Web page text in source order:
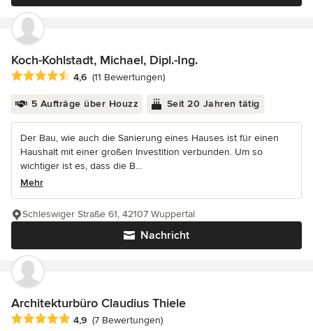
Koch-Kohlstadt, Michael, Dipl.-Ing.
Durchschnittliche Bewertung: 4.6 von 5 Sternen
4,6 (11 Bewertungen)
5 Aufträge über Houzz Seit 20 Jahren tätig
Der Bau, wie auch die Sanierung eines Hauses ist für einen
Haushalt mit einer großen Investition verbunden. Um so
wichtiger ist es, dass die B...
Mehr
Nachricht
Schleswiger Straße 61, 42107 Wuppertal
Architekturbüro Claudius Thiele
Durchschnittliche Bewertung: 4.9 von 5 Sternen
4,9 (7 Bewertungen)